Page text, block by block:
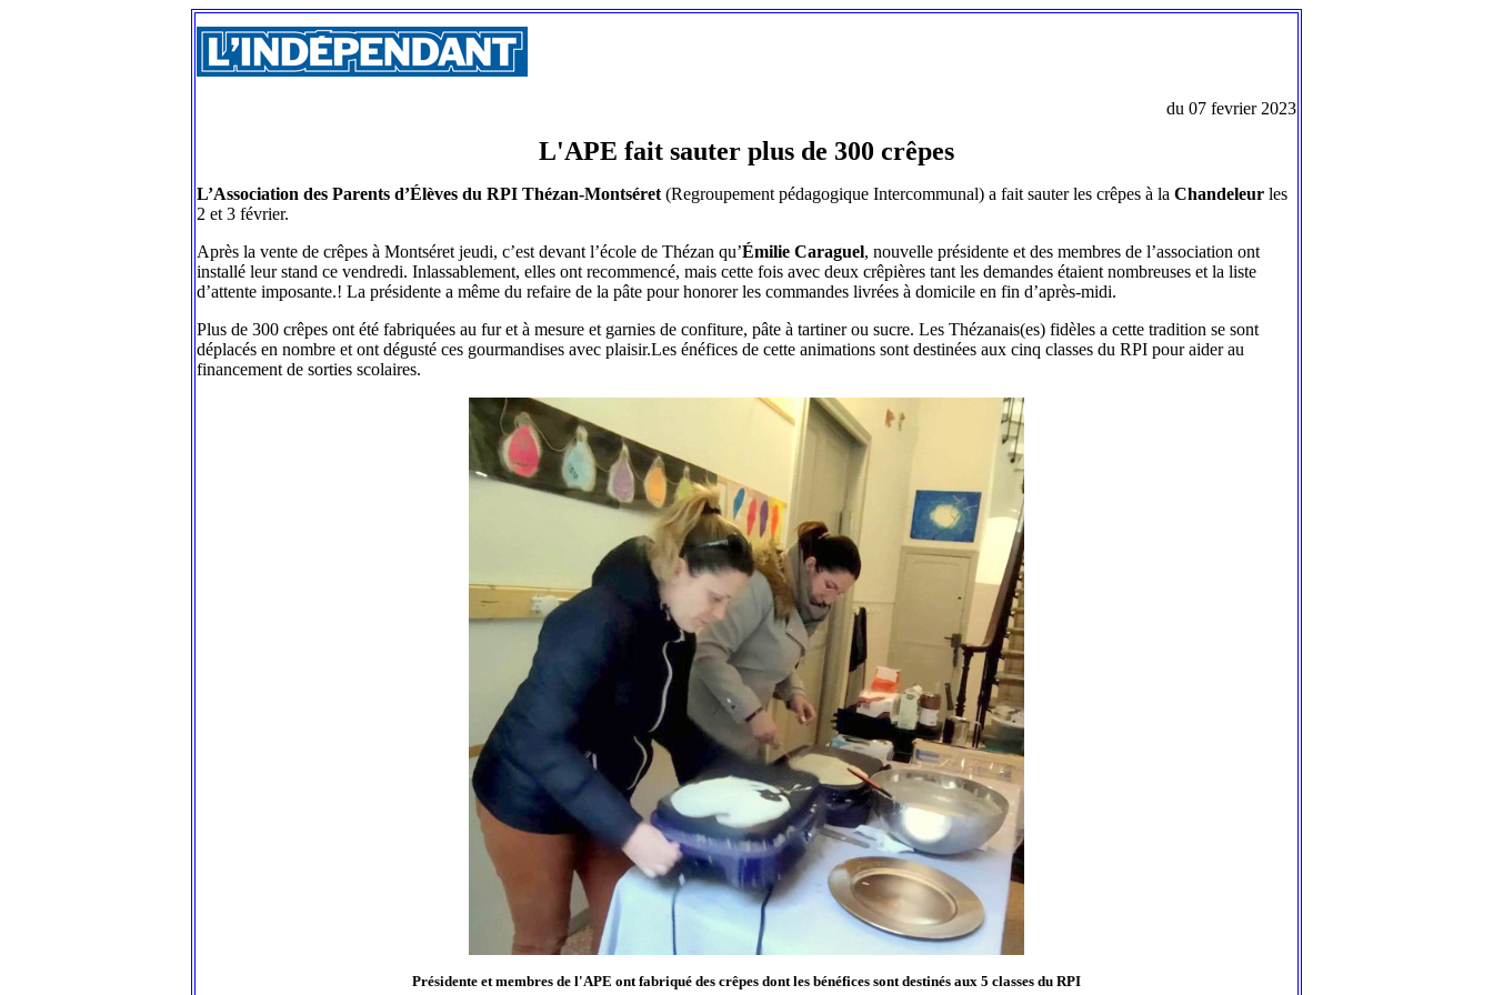
du 07 fevrier 2023
L'APE fait sauter plus de 300 crêpes
L’Association des Parents d’Élèves du RPI Thézan-Montséret (Regroupement pédagogique Intercommunal) a fait sauter les crêpes à la Chandeleur les
2 et 3 février.
Après la vente de crêpes à Montséret jeudi, c’est devant l’école de Thézan qu’Émilie Caraguel, nouvelle présidente et des membres de l’association ont
installé leur stand ce vendredi. Inlassablement, elles ont recommencé, mais cette fois avec deux crêpières tant les demandes étaient nombreuses et la liste
d’attente imposante.! La présidente a même du refaire de la pâte pour honorer les commandes livrées à domicile en fin d’après-midi.
Plus de 300 crêpes ont été fabriquées au fur et à mesure et garnies de confiture, pâte à tartiner ou sucre. Les Thézanais(es) fidèles a cette tradition se sont
déplacés en nombre et ont dégusté ces gourmandises avec plaisir.Les énéfices de cette animations sont destinées aux cinq classes du RPI pour aider au
financement de sorties scolaires.
Présidente et membres de l'APE ont fabriqué des crêpes dont les bénéfices sont destinés aux 5 classes du RPI